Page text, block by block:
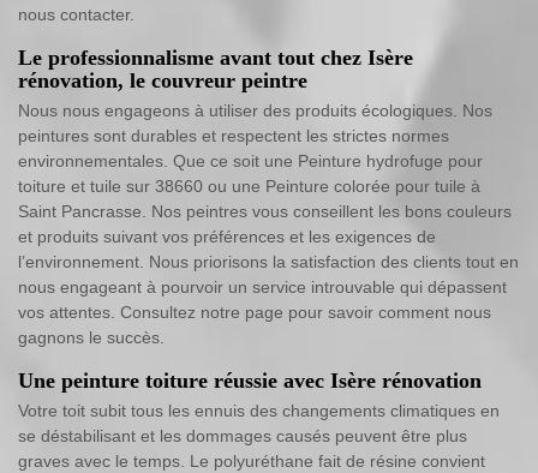
nous contacter.
Le professionnalisme avant tout chez Isère
rénovation, le couvreur peintre
Nous nous engageons à utiliser des produits écologiques. Nos
peintures sont durables et respectent les strictes normes
environnementales. Que ce soit une Peinture hydrofuge pour
toiture et tuile sur 38660 ou une Peinture colorée pour tuile à
Saint Pancrasse. Nos peintres vous conseillent les bons couleurs
et produits suivant vos préférences et les exigences de
l’environnement. Nous priorisons la satisfaction des clients tout en
nous engageant à pourvoir un service introuvable qui dépassent
vos attentes. Consultez notre page pour savoir comment nous
gagnons le succès.
Une peinture toiture réussie avec Isère rénovation
Votre toit subit tous les ennuis des changements climatiques en
se déstabilisant et les dommages causés peuvent être plus
graves avec le temps. Le polyuréthane fait de résine convient